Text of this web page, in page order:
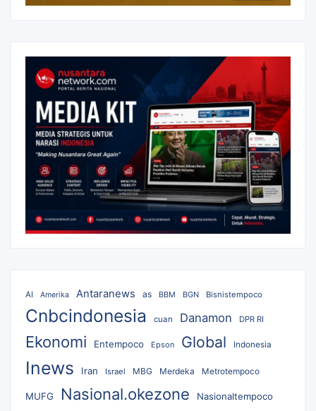
AI Amerika Antaranews as BBM BGN Bisnistempoco
Cnbcindonesia cuan Danamon DPR RI
Ekonomi Entempoco Epson Global Indonesia
Inews Iran Israel MBG Merdeka Metrotempoco
MUFG Nasional.okezone Nasionaltempoco